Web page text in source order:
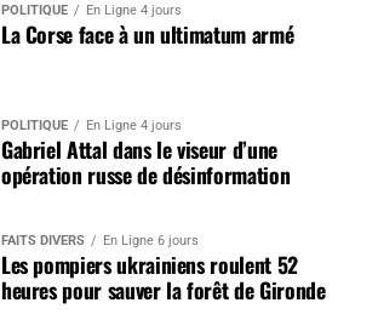
POLITIQUE En Ligne 4 jours
La Corse face à un ultimatum armé
POLITIQUE En Ligne 4 jours
Gabriel Attal dans le viseur d’une
opération russe de désinformation
FAITS DIVERS En Ligne 6 jours
Les pompiers ukrainiens roulent 52
heures pour sauver la forêt de Gironde